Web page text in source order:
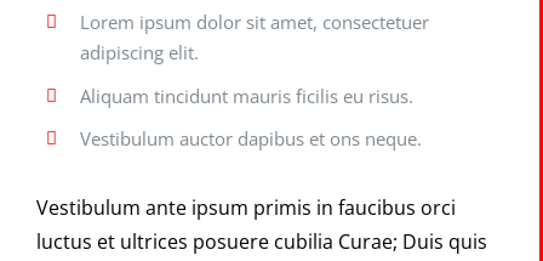
Lorem ipsum dolor sit amet, consectetuer
adipiscing elit.
Aliquam tincidunt mauris ficilis eu risus.
Vestibulum auctor dapibus et ons neque.
Vestibulum ante ipsum primis in faucibus orci
luctus et ultrices posuere cubilia Curae; Duis quis